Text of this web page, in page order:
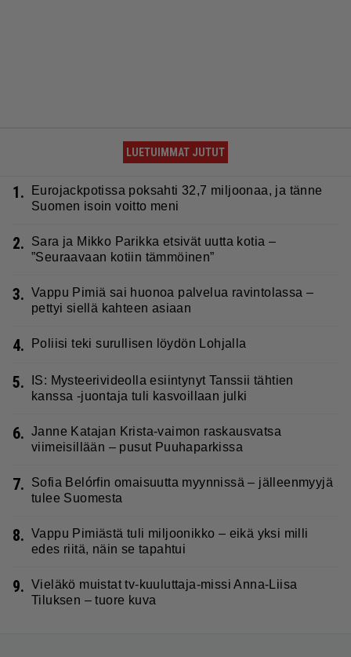
LUETUIMMAT JUTUT
1.
Eurojackpotissa poksahti 32,7 miljoonaa, ja tänne
Suomen isoin voitto meni
2.
Sara ja Mikko Parikka etsivät uutta kotia –
”Seuraavaan kotiin tämmöinen”
3. Vappu Pimiä sai huonoa palvelua ravintolassa –
pettyi siellä kahteen asiaan
4. Poliisi teki surullisen löydön Lohjalla
5.
IS: Mysteerivideolla esiintynyt Tanssii tähtien
kanssa -juontaja tuli kasvoillaan julki
6. Janne Katajan Krista-vaimon raskausvatsa
viimeisillään – pusut Puuhaparkissa
7.
Sofia Belórfin omaisuutta myynnissä – jälleenmyyjä
tulee Suomesta
8. Vappu Pimiästä tuli miljoonikko – eikä yksi milli
edes riitä, näin se tapahtui
9. Vieläkö muistat tv-kuuluttaja-missi Anna-Liisa
Tiluksen – tuore kuva